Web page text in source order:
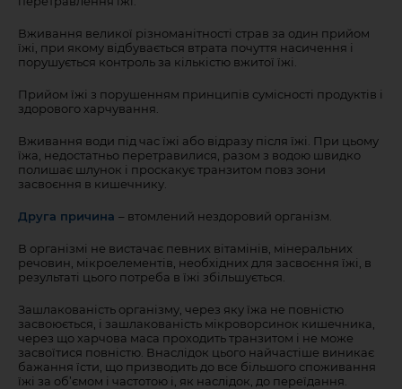
Вживання великої різноманітності страв за один прийом
їжі, при якому відбувається втрата почуття насичення і
порушується контроль за кількістю вжитої їжі.
Прийом їжі з порушенням принципів сумісності продуктів і
здорового харчування.
Вживання води під час їжі або відразу після їжі. При цьому
їжа, недостатньо перетравилися, разом з водою швидко
полишає шлунок і проскакує транзитом повз зони
засвоєння в кишечнику.
Друга причина – втомлений нездоровий організм.
В організмі не вистачає певних вітамінів, мінеральних
речовин, мікроелементів, необхідних для засвоєння їжі, в
результаті цього потреба в їжі збільшується.
Зашлакованість організму, через яку їжа не повністю
засвоюється, і зашлакованість мікроворсинок кишечника,
через що харчова маса проходить транзитом і не може
засвоїтися повністю. Внаслідок цього найчастіше виникає
бажання їсти, що призводить до все більшого споживання
їжі за об’ємом і частотою і, як наслідок, до переїдання.